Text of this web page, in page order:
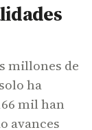
millones de
ha
mil han
avances